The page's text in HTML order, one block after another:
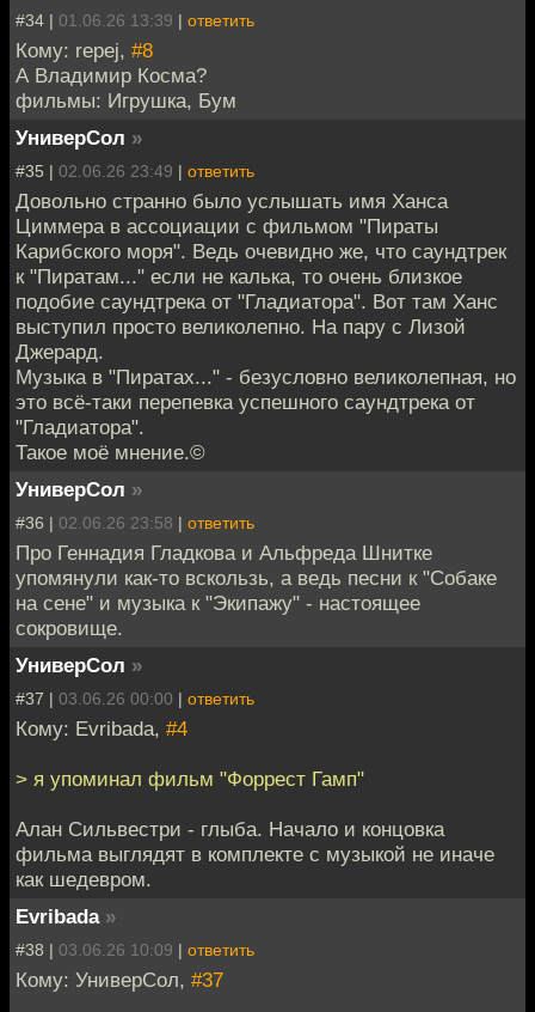
#34 | 01.06.26 13:39 | ответить
Кому: repej, #8
А Владимир Косма?
фильмы: Игрушка, Бум
УниверСол »
#35 | 02.06.26 23:49 | ответить
Довольно странно было услышать имя Ханса
Циммера в ассоциации с фильмом "Пираты
Карибского моря". Ведь очевидно же, что саундтрек
к "Пиратам..." если не калька, то очень близкое
подобие саундтрека от "Гладиатора". Вот там Ханс
выступил просто великолепно. На пару с Лизой
Джерард.
Музыка в "Пиратах..." - безусловно великолепная, но
это всё-таки перепевка успешного саундтрека от
"Гладиатора".
Такое моё мнение.©
УниверСол »
#36 | 02.06.26 23:58 | ответить
Про Геннадия Гладкова и Альфреда Шнитке
упомянули как-то вскользь, а ведь песни к "Собаке
на сене" и музыка к "Экипажу" - настоящее
сокровище.
УниверСол »
#37 | 03.06.26 00:00 | ответить
Кому: Evribada, #4
> я упоминал фильм "Форрест Гамп"
Алан Сильвестри - глыба. Начало и концовка
фильма выглядят в комплекте с музыкой не иначе
как шедевром.
Evribada »
#38 | 03.06.26 10:09 | ответить
Кому: УниверСол, #37